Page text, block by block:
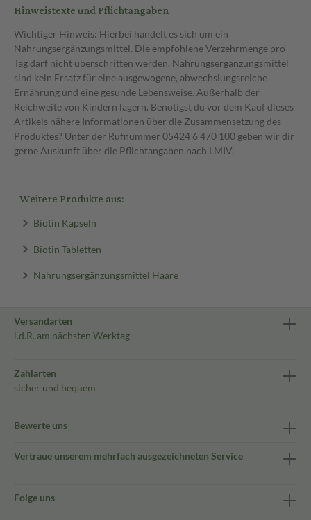
Hinweistexte und Pflichtangaben
Wichtiger Hinweis: Hierbei handelt es sich um ein
Nahrungsergänzungsmittel. Die empfohlene Verzehrmenge pro
Tag darf nicht überschritten werden. Nahrungsergänzungsmittel
sind kein Ersatz für eine ausgewogene, abwechslungsreiche
Ernährung und eine gesunde Lebensweise. Außerhalb der
Reichweite von Kindern lagern. Benötigst du vor dem Kauf dieses
Artikels nähere Informationen über die Zusammensetzung des
Produktes? Unter der Rufnummer 05424 6 470 100 geben wir dir
gerne Auskunft über die Pflichtangaben nach LMIV.
Weitere Produkte aus:
Biotin Kapseln
Biotin Tabletten
Nahrungsergänzungsmittel Haare
Versandarten
i.d.R. am nächsten Werktag
Zahlarten
sicher und bequem
Bewerte uns
Vertraue unserem mehrfach ausgezeichneten Service
Folge uns